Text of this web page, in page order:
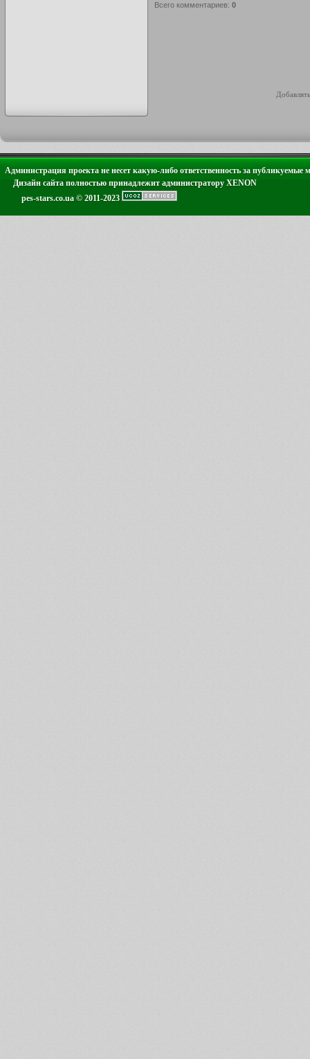
Всего комментариев: 0
Администрация проекта не несет какую-либо ответственность за публикуемые
Дизайн сайта полностью принадлежит администратору XENON
pes-stars.co.ua © 2011-2023